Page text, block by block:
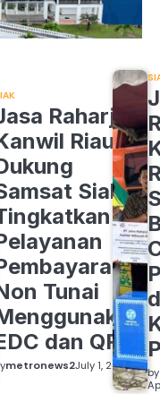
Raharja
Riau
Siak
Tunai
dan QRIS
metronews2July 1, 2026 by